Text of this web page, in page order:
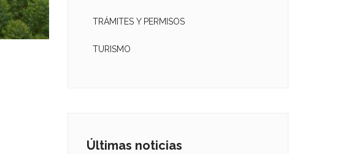
TRÁMITES Y PERMISOS
TURISMO
Últimas noticias